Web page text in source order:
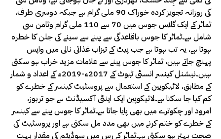
کی روزانہ تجویز کردہ خوراک 90 ملی گرام ہے جبکہ دوسری طرف،
ٹماٹر کے ایک گلاس جوس میں 70 سے 110 ملی گرام وٹامن سی
شامل ہے۔ٹماٹر کا جوس باقاعدگی سے پینے سے سینے کی جلن کا خطرہ
ہوتا ہے، یہ تب ہوتا ہے جب پیٹ کے تیزاب غذائی نالی میں واپس
پہنچ جاتے ہیں، ٹماٹر کا جوس پینے سے علامات مزید خراب ہو سکتی
ہیں۔نیشنل کینسر انسٹی ٹیوٹ کے 2017ء-2019ء کے اعداد و شمار
کے مطابق، لائیکوپین کے استعمال سے پروسٹیٹ کینسر کے خطرے کو
کم کیا جا سکتا ہے۔لائیکوپین ایک اینٹی آکسیڈنٹ ہے جو تربوز،
امرود اور چکوترے میں بھی پایا جاتا ہے۔ٹماٹر کا جوس پینے سے کینسر
کے خطرے کو ختم کرنے میں بھی مدد مل سکتی ہے اور پروسٹیٹ کی
صحت بہتر ہو سکتی ہے۔ٹماٹر کے رس میں سوڈیئم کی مقدار بہت